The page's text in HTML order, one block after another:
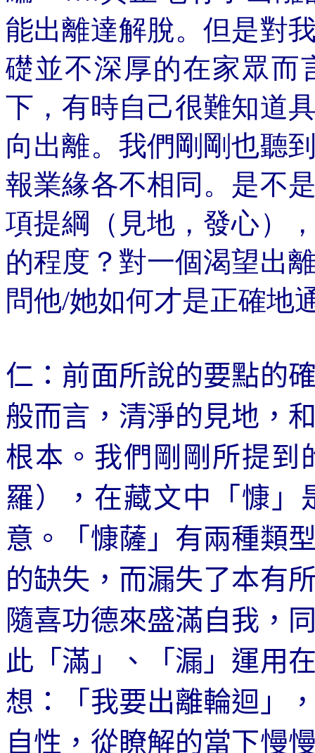
能出離達解脫。但是對
礎並不深厚的在家眾而
下，有時自己很難知道
向出離。我們剛剛也聽
報業緣各不相同。是不
項提綱（見地，發心）
的程度？對一個渴望出
問他/她如何才是正確地
仁：前面所說的要點的
般而言，清淨的見地，
根本。我們剛剛所提到
羅），在藏文中「慷」
意。「慷薩」有兩種類
的缺失，而漏失了本有
隨喜功德來盛滿自我，
此「滿」、「漏」運用
想：「我要出離輪迴」
自性，從瞭解的當下慢